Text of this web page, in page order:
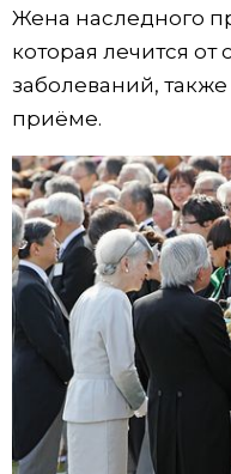
Жена наследного
которая лечится от
заболеваний,
приёме.